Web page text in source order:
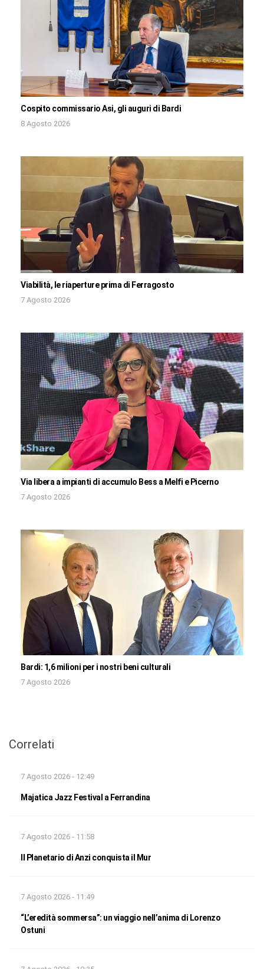
Cospito commissario Asi, gli auguri di Bardi
8 Agosto 2026
Viabilità, le riaperture prima di Ferragosto
7 Agosto 2026
Via libera a impianti di accumulo Bess a Melfi e Picerno
7 Agosto 2026
Bardi: 1,6 milioni per i nostri beni culturali
7 Agosto 2026
Correlati
7 Agosto 2026 - 12:49
Majatica Jazz Festival a Ferrandina
7 Agosto 2026 - 11:58
Il Planetario di Anzi conquista il Mur
7 Agosto 2026 - 11:49
“L’eredità sommersa”: un viaggio nell’anima di Lorenzo
Ostuni